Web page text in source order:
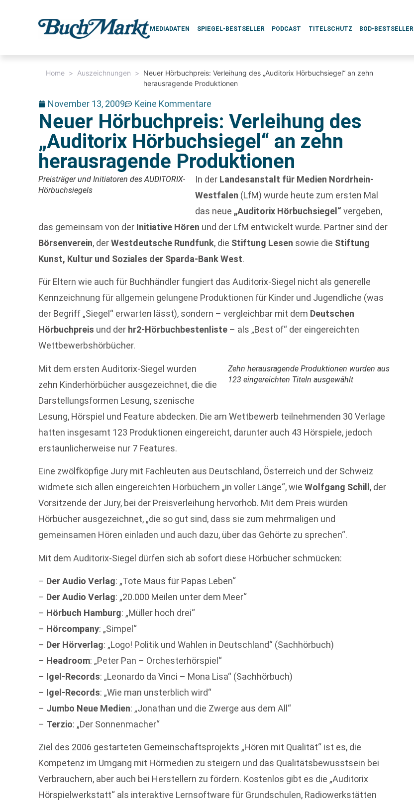
MEDIADATEN SPIEGEL-BESTSELLER PODCAST TITELSCHUTZ BOD-BESTSELLER
Home > Auszeichnungen > Neuer Hörbuchpreis: Verleihung des „Auditorix Hörbuchsiegel“ an zehn
herausragende Produktionen
November 13, 2009 Keine Kommentare
Neuer Hörbuchpreis: Verleihung des
„Auditorix Hörbuchsiegel“ an zehn
herausragende Produktionen
Preisträger und Initiatoren des AUDITORIX-
Hörbuchsiegels
In der Landesanstalt für Medien Nordrhein-
Westfalen (LfM) wurde heute zum ersten Mal
das neue „Auditorix Hörbuchsiegel“ vergeben,
das gemeinsam von der Initiative Hören und der LfM entwickelt wurde. Partner sind der
Börsenverein, derWestdeutsche Rundfunk, die Stiftung Lesen sowie die Stiftung
Kunst, Kultur und Soziales der Sparda-Bank West.
Für Eltern wie auch für Buchhändler fungiert das Auditorix-Siegel nicht als generelle
Kennzeichnung für allgemein gelungene Produktionen für Kinder und Jugendliche (was
der Begriff „Siegel“ erwarten lässt), sondern – vergleichbar mit dem Deutschen
Hörbuchpreis und der hr2-Hörbuchbestenliste – als „Best of“ der eingereichten
Wettbewerbshörbücher.
Zehn herausragende Produktionen wurden aus
123 eingereichten Titeln ausgewählt
Mit dem ersten Auditorix-Siegel wurden
zehn Kinderhörbücher ausgezeichnet, die die
Darstellungsformen Lesung, szenische
Lesung, Hörspiel und Feature abdecken. Die am Wettbewerb teilnehmenden 30 Verlage
hatten insgesamt 123 Produktionen eingereicht, darunter auch 43 Hörspiele, jedoch
erstaunlicherweise nur 7 Features.
Eine zwölfköpfige Jury mit Fachleuten aus Deutschland, Österreich und der Schweiz
widmete sich allen eingereichten Hörbüchern „in voller Länge“, wieWolfgang Schill , der
Vorsitzende der Jury, bei der Preisverleihung hervorhob. Mit dem Preis würden
Hörbücher ausgezeichnet, „die so gut sind, dass sie zum mehrmaligen und
gemeinsamen Hören einladen und auch dazu, über das Gehörte zu sprechen“.
Mit dem Auditorix-Siegel dürfen sich ab sofort diese Hörbücher schmücken:
– Der Audio Verlag: „Tote Maus für Papas Leben“
– Der Audio Verlag: „20.000 Meilen unter dem Meer“
– Hörbuch Hamburg: „Müller hoch drei“
– Hörcompany: „Simpel“
– Der Hörverlag: „Logo! Politik und Wahlen in Deutschland“ (Sachhörbuch)
– Headroom: „Peter Pan – Orchesterhörspiel“
– Igel-Records: „Leonardo da Vinci – Mona Lisa“ (Sachhörbuch)
– Igel-Records: „Wie man unsterblich wird“
– Jumbo Neue Medien: „Jonathan und die Zwerge aus dem All“
– Terzio: „Der Sonnenmacher“
Ziel des 2006 gestarteten Gemeinschaftsprojekts „Hören mit Qualität“ ist es, die
Kompetenz im Umgang mit Hörmedien zu steigern und das Qualitätsbewusstsein bei
Verbrauchern, aber auch bei Herstellern zu fördern. Kostenlos gibt es die „Auditorix
Hörspielwerkstatt“ als interaktive Lernsoftware für Grundschulen, Radiowerkstätten